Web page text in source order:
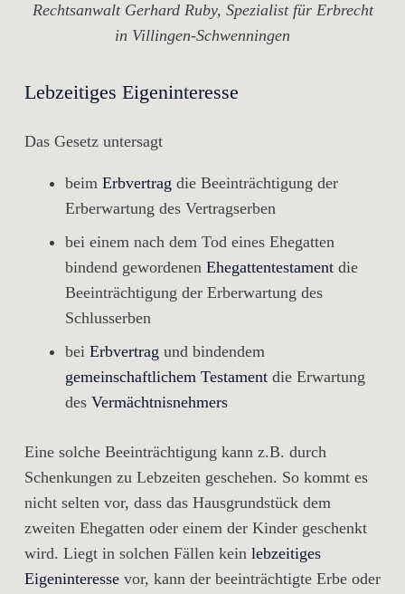
Rechtsanwalt Gerhard Ruby, Spezialist für Erbrecht
in Villingen-Schwenningen
Lebzeitiges Eigeninteresse
Das Gesetz untersagt
beim Erbvertrag die Beeinträchtigung der
Erberwartung des Vertragserben
bei einem nach dem Tod eines Ehegatten
bindend gewordenen Ehegattentestament die
Beeinträchtigung der Erberwartung des
Schlusserben
bei Erbvertrag und bindendem
gemeinschaftlichem Testament die Erwartung
des Vermächtnisnehmers
Eine solche Beeinträchtigung kann z.B. durch
Schenkungen zu Lebzeiten geschehen. So kommt es
nicht selten vor, dass das Hausgrundstück dem
zweiten Ehegatten oder einem der Kinder geschenkt
wird. Liegt in solchen Fällen kein lebzeitiges
Eigeninteresse vor, kann der beeinträchtigte Erbe oder